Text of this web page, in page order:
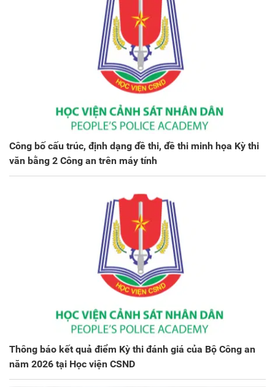
Công bố cấu trúc, định dạng đề thi, đề thi minh họa Kỳ thi
văn bằng 2 Công an trên máy tính
Thông báo kết quả điểm Kỳ thi đánh giá của Bộ Công an
năm 2026 tại Học viện CSND